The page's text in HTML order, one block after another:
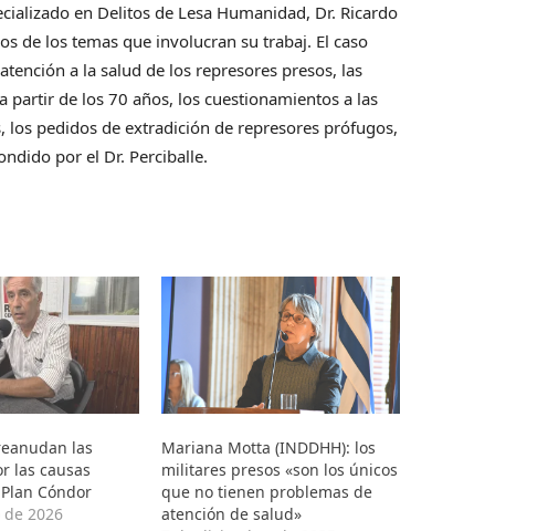
en Delitos de Lesa Humanidad, Dr. Ricardo
de los temas que involucran su trabaj. El caso
a la salud de los represores presos, las
de los 70 años, los cuestionamientos a las
los pedidos de extradición de represores prófugos,
por el Dr. Perciballe.
las
las causas
Cóndor
2026
Mariana Motta (INDDHH): los
militares presos «son los únicos
que no tienen problemas de
atención de salud»